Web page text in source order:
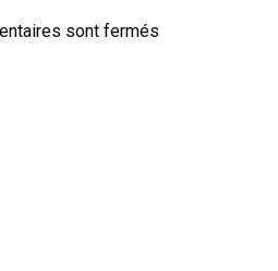
sont fermés